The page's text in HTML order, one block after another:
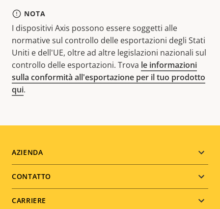
NOTA
I dispositivi Axis possono essere soggetti alle
normative sul controllo delle esportazioni degli Stati
Uniti e dell'UE, oltre ad altre legislazioni nazionali sul
controllo delle esportazioni. Trova le informazioni
sulla conformità all'esportazione per il tuo prodotto
qui.
Footer
menu
AZIENDA
CONTATTO
CARRIERE